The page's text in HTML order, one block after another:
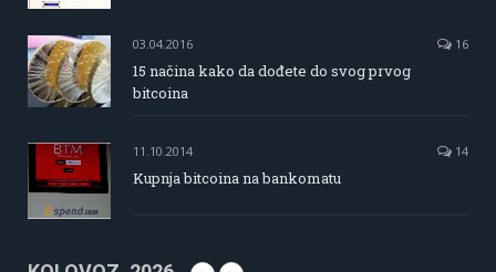
03.04.2016 16
15 načina kako da dođete do svog prvog
bitcoina
11.10.2014 14
Kupnja bitcoina na bankomatu